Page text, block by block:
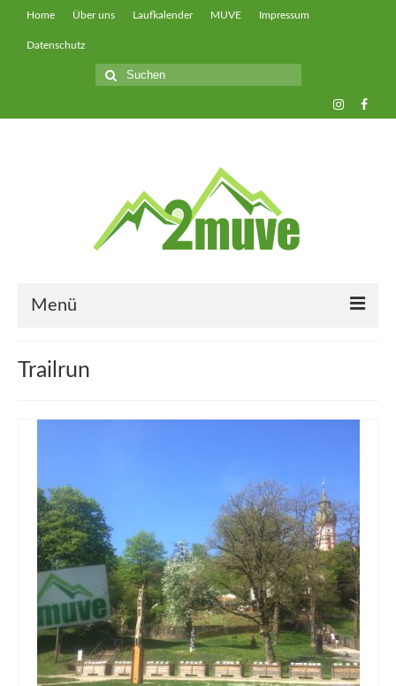
Home Über uns Laufkalender MUVE Impressum
Datenschutz
Suche
nach:
Menü
muveBOLDLY
muveFAR
Trailrun